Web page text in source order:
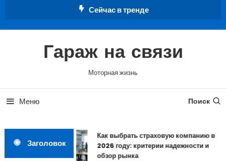
Сейчас в тренде
Гараж на связи
Моторная жизнь
Меню Поиск
Заголовок
Как выбрать страховую компанию в
2026 году: критерии надежности и
обзор рынка